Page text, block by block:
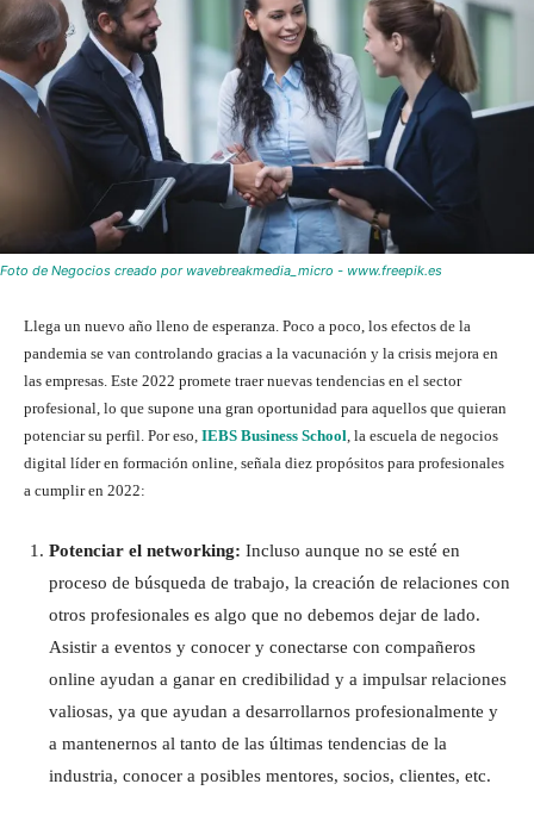
Foto de Negocios creado por wavebreakmedia_micro - www.freepik.es
Llega un nuevo año lleno de esperanza. Poco a poco, los efectos de la
pandemia se van controlando gracias a la vacunación y la crisis mejora en
las empresas. Este 2022 promete traer nuevas tendencias en el sector
profesional, lo que supone una gran oportunidad para aquellos que quieran
potenciar su perfil. Por eso, IEBS Business School , la escuela de negocios
digital líder en formación online, señala diez propósitos para profesionales
a cumplir en 2022:
Potenciar el networking: Incluso aunque no se esté en
proceso de búsqueda de trabajo, la creación de relaciones con
otros profesionales es algo que no debemos dejar de lado.
Asistir a eventos y conocer y conectarse con compañeros
online ayudan a ganar en credibilidad y a impulsar relaciones
valiosas, ya que ayudan a desarrollarnos profesionalmente y
a mantenernos al tanto de las últimas tendencias de la
industria, conocer a posibles mentores, socios, clientes, etc.